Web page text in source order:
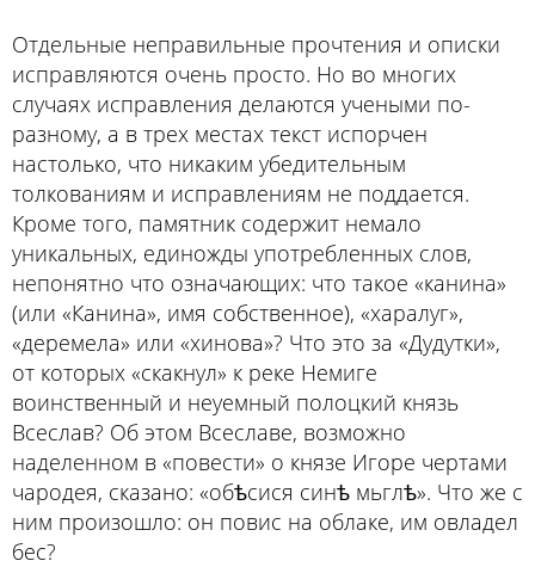
Отдельные неправильные прочтения и описки
исправляются очень просто. Но во многих
случаях исправления делаются учеными по-
разному, а в трех местах текст испорчен
настолько, что никаким убедительным
толкованиям и исправлениям не поддается.
Кроме того, памятник содержит немало
уникальных, единожды употребленных слов,
непонятно что означающих: что такое «канина»
(или «Канина», имя собственное), «харалуг»,
«деремела» или «хинова»? Что это за «Дудутки»,
от которых «скакнул» к реке Немиге
воинственный и неуемный полоцкий князь
Всеслав? Об этом Всеславе, возможно
наделенном в «повести» о князе Игоре чертами
чародея, сказано: «обѣсися синѣ мьглѣ». Что же с
ним произошло: он повис на облаке, им овладел
бес?